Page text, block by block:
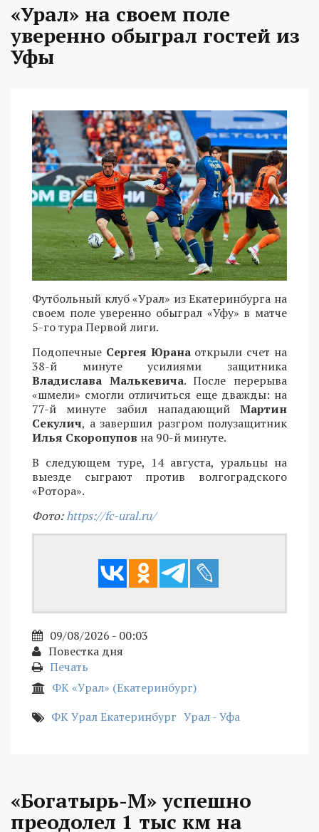
«Урал» на своем поле
уверенно обыграл гостей из
Уфы
Футбольный клуб «Урал» из Екатеринбурга на
своем поле уверенно обыграл «Уфу» в матче
5-го тура Первой лиги.
Подопечные Сергея Юрана открыли счет на
38-й минуте усилиями защитника
Владислава Малькевича. После перерыва
«шмели» смогли отличиться еще дважды: на
77-й минуте забил нападающий Мартин
Секулич, а завершил разгром полузащитник
Илья Скоропупов на 90-й минуте.
В следующем туре, 14 августа, уральцы на
выезде сыграют против волгоградского
«Ротора».
Фото:https://fc-ural.ru/
09/08/2026 - 00:03
Повестка дня
Печать
ФК «Урал» (Екатеринбург)
ФК Урал Екатеринбург Урал - Уфа
«Богатырь-М» успешно
преодолел 1 тыс км на